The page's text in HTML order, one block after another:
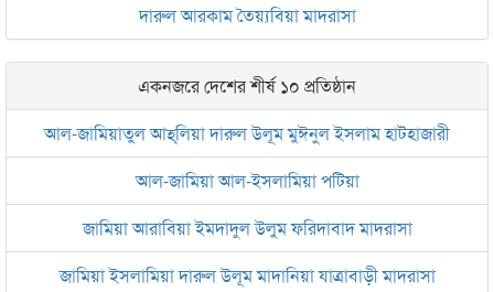
দারুল আরকাম তৈয়্যবিয়া মাদরাসা
একনজরে দেশের শীর্ষ ১০ প্রতিষ্ঠান
আল-জামিয়াতুল আহ্‌লিয়া দারুল উলূম মুঈনুল ইসলাম হাটহাজারী
আল-জামিয়া আল-ইসলামিয়া পটিয়া
জামিয়া আরাবিয়া ইমদাদুল উলুম ফরিদাবাদ মাদরাসা
জামিয়া ইসলামিয়া দারুল উলূম মাদানিয়া যাত্রাবাড়ী মাদরাসা